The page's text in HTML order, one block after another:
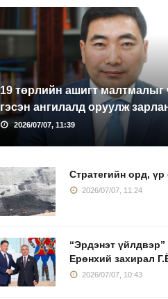
19 төрлийн ашигт малтмалыг
гэсэн ангилалд оруулж
2026/07/07, 11:39
Стратегийн орд, үр
2026/07/07, 11:24
“Эрдэнэт
Ерөнхий захирал
2026/07/07, 10:43